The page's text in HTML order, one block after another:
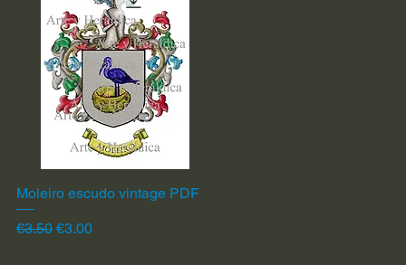
Quick View
Moleiro escudo vintage PDF
Regular Price
€3.50 Sale Price
€3.00